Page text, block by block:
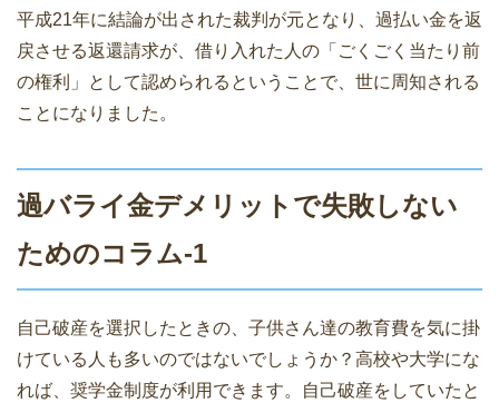
平成21年に結論が出された裁判が元となり、過払い金を返
戻させる返還請求が、借り入れた人の「ごくごく当たり前
の権利」として認められるということで、世に周知される
ことになりました。
過バライ金デメリットで失敗しない
ためのコラム-1
自己破産を選択したときの、子供さん達の教育費を気に掛
けている人も多いのではないでしょうか？高校や大学にな
れば、奨学金制度が利用できます。自己破産をしていたと